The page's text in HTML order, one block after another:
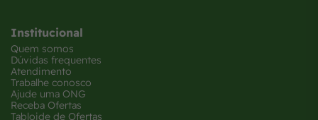
Institucional
Quem somos
Dúvidas frequentes
Atendimento
Trabalhe conosco
Ajude uma ONG
Receba Ofertas
Tabloide de Ofertas